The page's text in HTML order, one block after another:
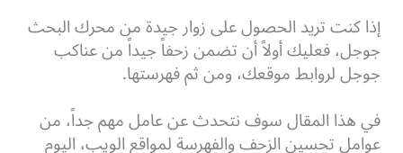
إذا كنت تريد الحصول على زوار جيدة من محرك البحث
جوجل، فعليك أولاً أن تضمن زحفاً جيداً من عناكب
جوجل لروابط موقعك، ومن ثم فهرستها.
في هذا المقال سوف نتحدث عن عامل مهم جداً، من
عوامل تحسين الزحف والفهرسة لمواقع الويب، اليوم